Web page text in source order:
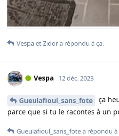
VespaetZidora répondu à ça.
Vespa 12 déc. 2023
Gueulafioul_sans_fote
ça
parce que si tu le racontes à un
Gueulafioul_sans_fotea répondu à